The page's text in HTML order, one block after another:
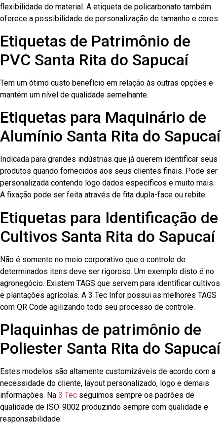
flexibilidade do material. A etiqueta de policarbonato também
oferece a possibilidade de personalização de tamanho e cores.
Etiquetas de Patrimônio de
PVC Santa Rita do Sapucaí
Tem um ótimo custo benefício em relação às outras opções e
mantém um nível de qualidade semelhante.
Etiquetas para Maquinário de
Alumínio Santa Rita do Sapucaí
Indicada para grandes indústrias que já querem identificar seus
produtos quando fornecidos aos seus clientes finais. Pode ser
personalizada contendo logo dados específicos e muito mais.
A fixação pode ser feita através de fita dupla-face ou rebite.
Etiquetas para Identificação de
Cultivos Santa Rita do Sapucaí
Não é somente no meio corporativo que o controle de
determinados itens deve ser rigoroso. Um exemplo disto é no
agronegócio. Existem TAGS que servem para identificar cultivos
e plantações agrícolas. A 3 Tec Infor possui as melhores TAGS
com QR Code agilizando todo seu processo de controle.
Plaquinhas de patrimônio de
Poliester Santa Rita do Sapucaí
Estes modelos são altamente customizáveis de acordo com a
necessidade do cliente, layout personalizado, logo e demais
informações. Na 3 Tec seguimos sempre os padrões de
qualidade de ISO-9002 produzindo sempre com qualidade e
responsabilidade.